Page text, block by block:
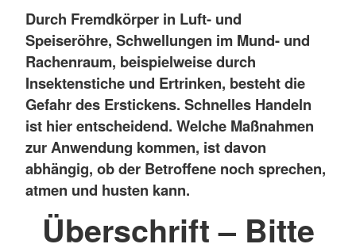
Durch Fremdkörper in Luft- und
Speiseröhre, Schwellungen im Mund- und
Rachenraum, beispielweise durch
Insektenstiche und Ertrinken, besteht die
Gefahr des Erstickens. Schnelles Handeln
ist hier entscheidend. Welche Maßnahmen
zur Anwendung kommen, ist davon
abhängig, ob der Betroffene noch sprechen,
atmen und husten kann.
Überschrift – Bitte